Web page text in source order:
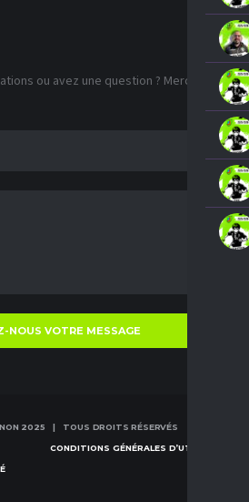
ou avez une question ? Merci
2025 | TOUS DROITS RÉSERVÉS
CONDITIONS GÉNÉRALES D’UTILISATION